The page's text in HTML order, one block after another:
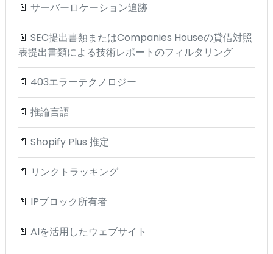
📄 サーバーロケーション追跡
📄 SEC提出書類またはCompanies Houseの貸借対照
表提出書類による技術レポートのフィルタリング
📄 403エラーテクノロジー
📄 推論言語
📄 Shopify Plus 推定
📄 リンクトラッキング
📄 IPブロック所有者
📄 AIを活用したウェブサイト